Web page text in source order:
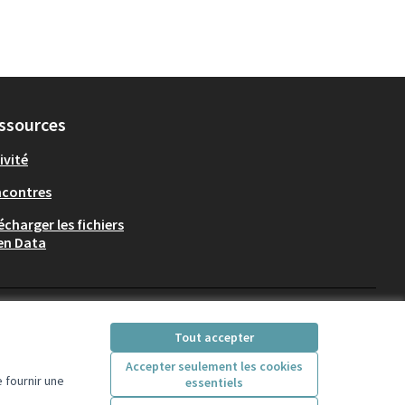
fournir une
Tout accepter
Accepter seulement les cookies
essentiels
les fichiers
Data
(Lien externe)
(Lien externe)(Lien externe)(Lien externe)